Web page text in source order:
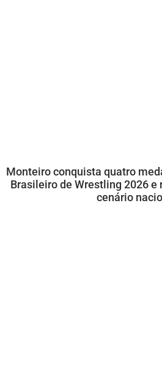
Monteiro conquista quatro
Brasileiro de Wrestling 2026 e
cenário